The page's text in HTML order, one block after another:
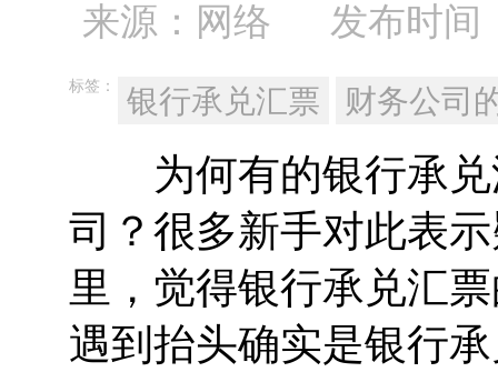
来源：网络 发布时间
标签： 银行承兑汇票 财务公司
为何有的银行承兑
司？很多新手对此表
里，觉得银行承兑汇
遇到抬头确实是银行